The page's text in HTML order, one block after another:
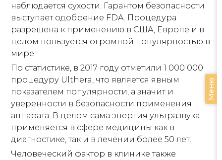
Меню
наблюдается сухости. Гарантом безопасности
выступает одобрение FDA. Процедура
разрешена к применению в США, Европе и в
целом пользуется огромной популярностью в
мире.
По статистике, в 2017 году отметили 1 000 000
процедуру Ulthera, что является явным
показателем популярности, а значит и
уверенности в безопасности применения
аппарата. В целом сама энергия ультразвука
применяется в сфере медицины как в
диагностике, так и в лечении более 50 лет.
Человеческий фактор в клинике также